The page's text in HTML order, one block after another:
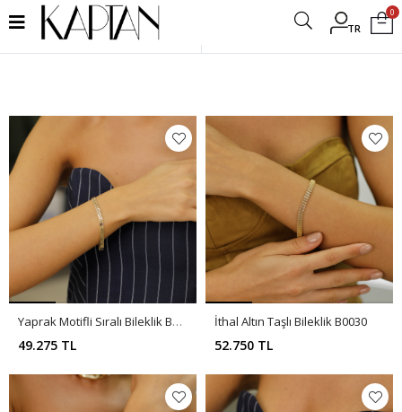
TR
0
Filtrele
Yaprak Motifli Sıralı Bileklik B0057
49.275 TL
İthal Altın Taşlı Bileklik B0030
52.750 TL